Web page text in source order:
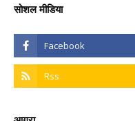
सोशल मीडिया